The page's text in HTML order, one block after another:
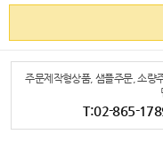
주문제작형상품, 샘플주문, 소량
T:02-865-